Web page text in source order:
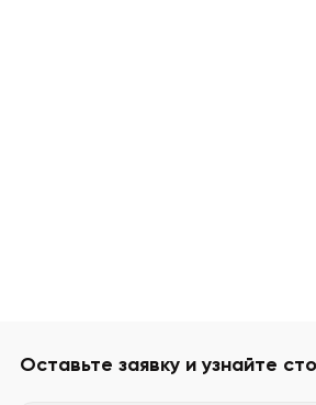
Оставьте заявку и узнайте